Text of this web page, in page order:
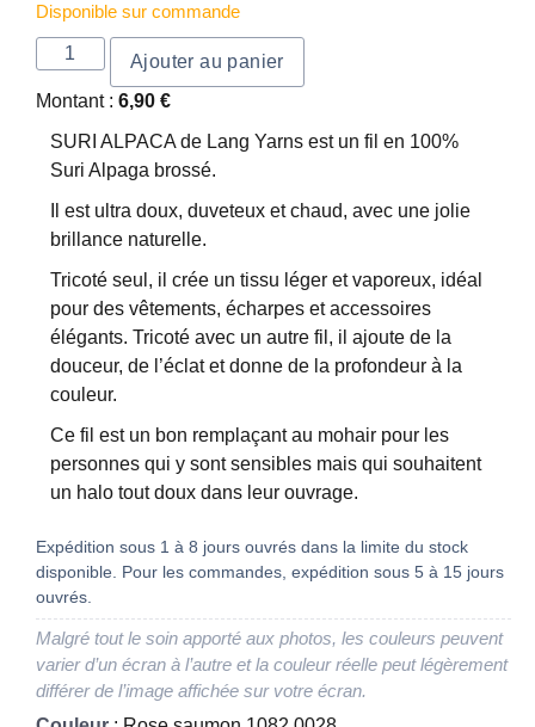
Disponible sur commande
Ajouter au panier
Montant : 6,90 €
SURI ALPACA de Lang Yarns est un fil en 100%
Suri Alpaga brossé.
Il est ultra doux, duveteux et chaud, avec une jolie
brillance naturelle.
Tricoté seul, il crée un tissu léger et vaporeux, idéal
pour des vêtements, écharpes et accessoires
élégants. Tricoté avec un autre fil, il ajoute de la
douceur, de l’éclat et donne de la profondeur à la
couleur.
Ce fil est un bon remplaçant au mohair pour les
personnes qui y sont sensibles mais qui souhaitent
un halo tout doux dans leur ouvrage.
Expédition sous 1 à 8 jours ouvrés dans la limite du stock
disponible. Pour les commandes, expédition sous 5 à 15 jours
ouvrés.
Malgré tout le soin apporté aux photos, les couleurs peuvent
varier d’un écran à l’autre et la couleur réelle peut légèrement
différer de l’image affichée sur votre écran.